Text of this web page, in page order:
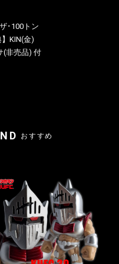
･100トン
KIN(金)
(非売品) 付
おすすめ